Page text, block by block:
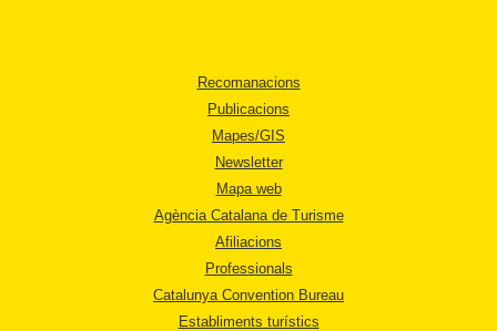
Recomanacions
Publicacions
Mapes/GIS
Newsletter
Mapa web
Agència Catalana de Turisme
Afiliacions
Professionals
Catalunya Convention Bureau
Establiments turístics